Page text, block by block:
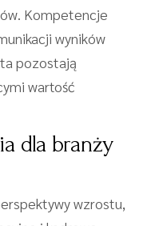
Kompetencje
wyników
pozostają
wartość
dla branży
wzrostu,